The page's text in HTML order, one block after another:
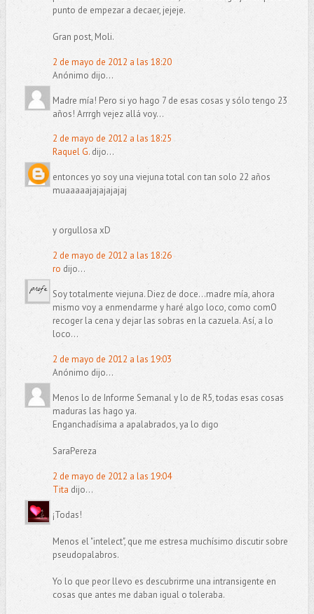
punto de empezar a decaer, jejeje.
Gran post, Moli.
2 de mayo de 2012 a las 18:20
Anónimo dijo...
Madre mía! Pero si yo hago 7 de esas cosas y sólo tengo 23
años! Arrrgh vejez allá voy...
2 de mayo de 2012 a las 18:25
Raquel G.dijo...
entonces yo soy una viejuna total con tan solo 22 años
muaaaaajajajajajaj
y orgullosa xD
2 de mayo de 2012 a las 18:26
ro dijo...
Soy totalmente viejuna. Diez de doce...madre mía, ahora
mismo voy a enmendarme y haré algo loco, como comO
recoger la cena y dejar las sobras en la cazuela. Así, a lo
loco...
2 de mayo de 2012 a las 19:03
Anónimo dijo...
Menos lo de Informe Semanal y lo de R5, todas esas cosas
maduras las hago ya.
Enganchadísima a apalabrados, ya lo digo
SaraPereza
2 de mayo de 2012 a las 19:04
Tita dijo...
¡Todas!
Menos el "intelect", que me estresa muchísimo discutir sobre
pseudopalabros.
Yo lo que peor llevo es descubrirme una intransigente en
cosas que antes me daban igual o toleraba.